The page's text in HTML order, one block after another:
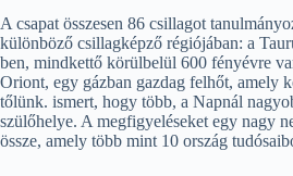
A csapat összesen 86 csillagot
különböző csillagképző régiójában: a
ben, mindkettő körülbelül 600 fényévre
Oriont, egy gázban gazdag felhőt, amely
tőlünk. ismert, hogy több, a Napnál
szülőhelye. A megfigyeléseket egy nagy
össze, amely több mint 10 ország